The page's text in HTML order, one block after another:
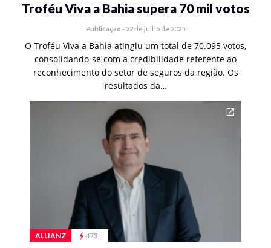
Troféu Viva a Bahia supera 70 mil votos
Publicação - 22 de julho de 2025
O Troféu Viva a Bahia atingiu um total de 70.095 votos,
consolidando-se com a credibilidade referente ao
reconhecimento do setor de seguros da região. Os
resultados da…
ALLIANZ 473